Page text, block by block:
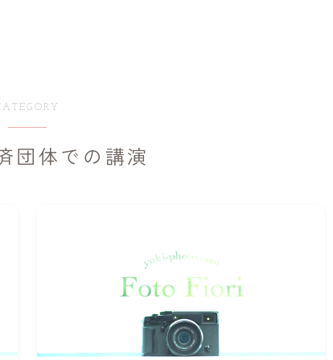
団体での講演